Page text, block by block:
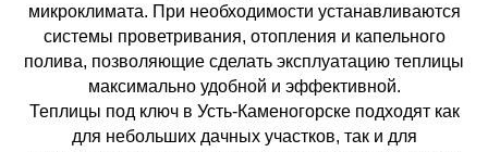
микроклимата. При необходимости устанавливаются
системы проветривания, отопления и капельного
полива, позволяющие сделать эксплуатацию теплицы
максимально удобной и эффективной.
Теплицы под ключ в Усть-Каменогорске подходят как
для небольших дачных участков, так и для